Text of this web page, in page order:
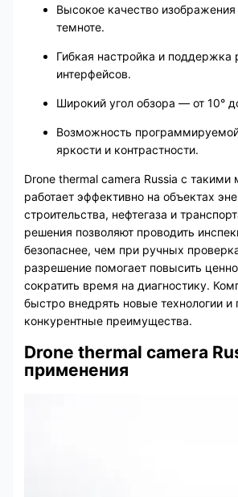
Высокое качество
темноте.
Гибкая настройка и поддержка
интерфейсов.
Широкий угол обзора — от 10°
Возможность
яркости и контрастности.
Drone thermal camera Russia с такими
работает эффективно на объектах
строительства, нефтегаза и
решения позволяют проводить
безопаснее, чем при ручных
разрешение помогает повысить
сократить время на диагностику.
быстро внедрять новые технологии и
конкурентные преимущества.
Drone thermal camera
применения